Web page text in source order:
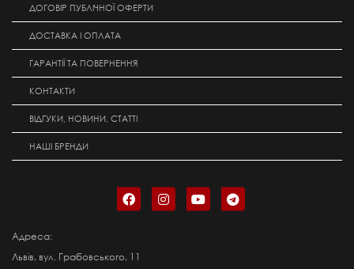
ДОГОВІР ПУБЛІЧНОЇ ОФЕРТИ
ДОСТАВКА І ОПЛАТА
ГАРАНТІЇ ТА ПОВЕРНЕННЯ
КОНТАКТИ
ВІДГУКИ, НОВИНИ, СТАТТІ
НАШІ БРЕНДИ
Адреса:
Львів, вул. Грабовського, 11